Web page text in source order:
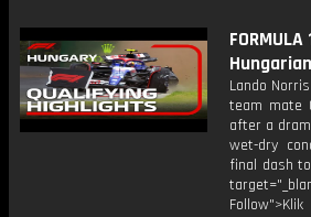
Lando
team mate
after a
wet-dry
final dash